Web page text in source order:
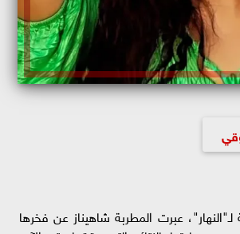
عبرت المطربة شاهيناز عن فخرها